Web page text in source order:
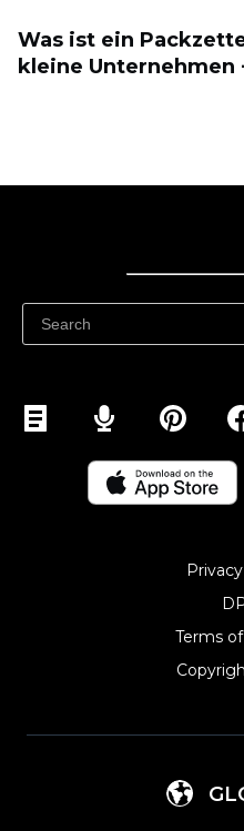
Was ist ein
kleine Unternehmen
Terms